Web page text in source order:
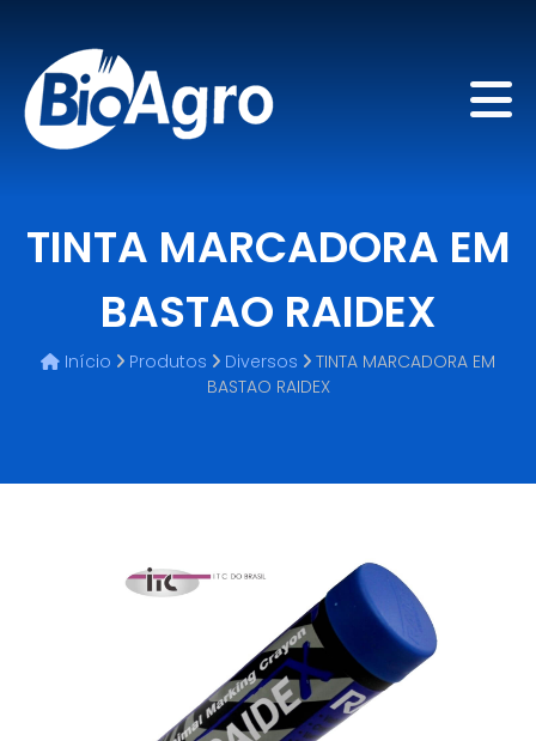
TINTA MARCADORA EM
BASTAO RAIDEX
Início Produtos Diversos
TINTA MARCADORA EM
BASTAO RAIDEX